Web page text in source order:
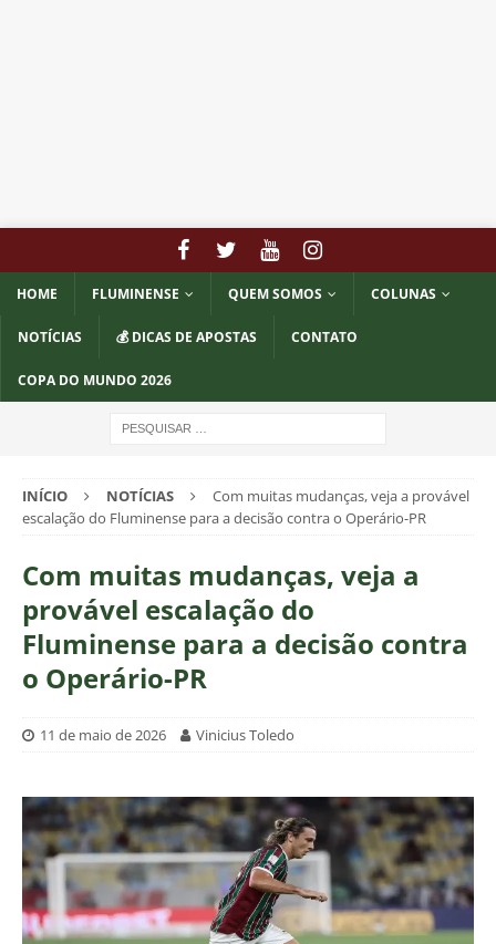
HOME FLUMINENSE QUEM SOMOS COLUNAS
NOTÍCIAS 💰 DICAS DE APOSTAS CONTATO
COPA DO MUNDO 2026
INÍCIO NOTÍCIAS
Com muitas mudanças, veja a provável
escalação do Fluminense para a decisão contra o Operário-PR
Com muitas mudanças, veja a
provável escalação do
Fluminense para a decisão contra
o Operário-PR
11 de maio de 2026 Vinicius Toledo